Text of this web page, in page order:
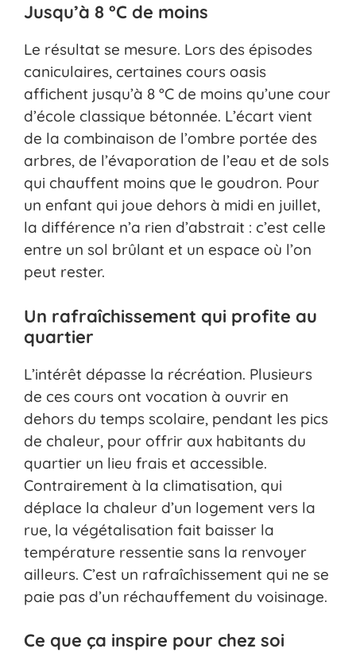
Jusqu’à 8 °C de moins
Le résultat se mesure. Lors des épisodes
caniculaires, certaines cours oasis
affichent jusqu’à 8 °C de moins qu’une cour
d’école classique bétonnée. L’écart vient
de la combinaison de l’ombre portée des
arbres, de l’évaporation de l’eau et de sols
qui chauffent moins que le goudron. Pour
un enfant qui joue dehors à midi en juillet,
la différence n’a rien d’abstrait : c’est celle
entre un sol brûlant et un espace où l’on
peut rester.
Un rafraîchissement qui profite au
quartier
L’intérêt dépasse la récréation. Plusieurs
de ces cours ont vocation à ouvrir en
dehors du temps scolaire, pendant les pics
de chaleur, pour offrir aux habitants du
quartier un lieu frais et accessible.
Contrairement à la climatisation, qui
déplace la chaleur d’un logement vers la
rue, la végétalisation fait baisser la
température ressentie sans la renvoyer
ailleurs. C’est un rafraîchissement qui ne se
paie pas d’un réchauffement du voisinage.
Ce que ça inspire pour chez soi